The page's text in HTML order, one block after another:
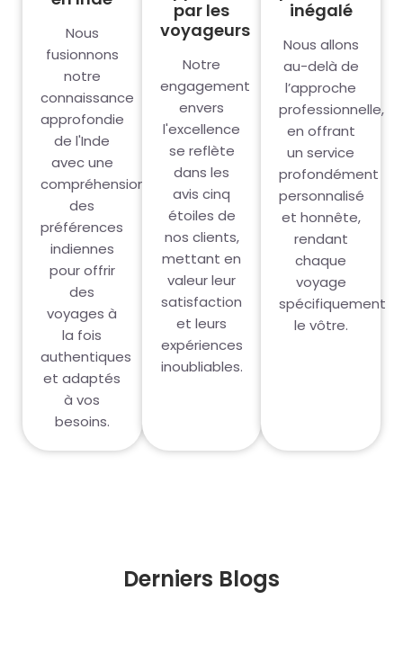
Nous
fusionnons
notre
connaissance
approfondie
de l'Inde
avec une
compréhension
des
préférences
indiennes
pour offrir
des
voyages à
la fois
authentiques
et adaptés
à vos
besoins.
par les
voyageurs
Notre
engagement
envers
l'excellence
se reflète
dans les
avis cinq
étoiles de
nos clients,
mettant en
valeur leur
satisfaction
et leurs
expériences
inoubliables.
inégalé
Nous allons
au-delà de
l’approche
professionnelle,
en offrant
un service
profondément
personnalisé
et honnête,
rendant
chaque
voyage
spécifiquement
le vôtre.
Derniers Blogs